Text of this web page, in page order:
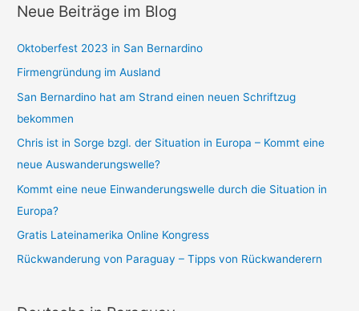
h
n
n
a
c
h
:
Neue Beiträge im Blog
Oktoberfest 2023 in San Bernardino
Firmengründung im Ausland
San Bernardino hat am Strand einen neuen Schriftzug
bekommen
Chris ist in Sorge bzgl. der Situation in Europa – Kommt eine
neue Auswanderungswelle?
Kommt eine neue Einwanderungswelle durch die Situation in
Europa?
Gratis Lateinamerika Online Kongress
Rückwanderung von Paraguay – Tipps von Rückwanderern